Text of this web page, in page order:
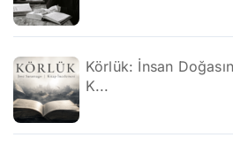
Körlük: İnsan
K...